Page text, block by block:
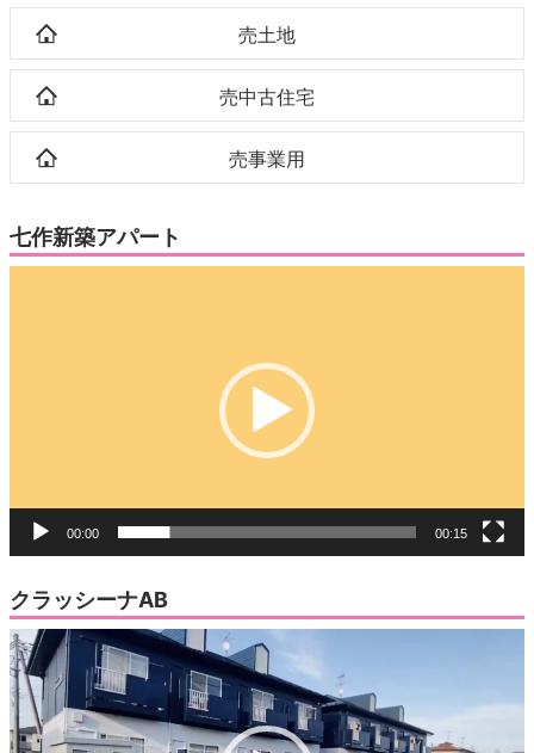
売土地
売中古住宅
売事業用
七作新築アパート
00:00 00:15
クラッシーナAB
動
画
プ
レ